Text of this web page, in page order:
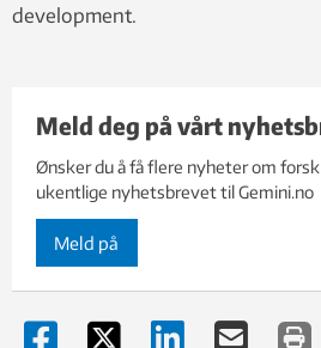
development.
Meld deg på vårt
Ønsker du å få flere nyheter om
ukentlige nyhetsbrevet til Gemini.no
Meld på